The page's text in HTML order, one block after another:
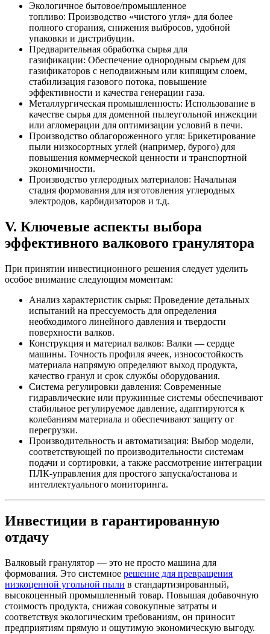
Экологичное бытовое/промышленное
топливо: Производство «чистого угля» для более
полного сгорания, снижения выбросов, удобной
упаковки и дистрибуции.
Предварительная обработка сырья для
газификации: Обеспечение однородным сырьем для
газификаторов с неподвижным или кипящим слоем,
стабилизация газового потока, повышение
эффективности и качества генерации газа.
Металлургическая промышленность: Использование в
качестве сырья для доменной пылеугольной инжекции
или агломерации для оптимизации условий в печи.
Производство облагороженного угля: Брикетирование
пыли низкосортных углей (например, бурого) для
повышения коммерческой ценности и транспортной
экономичности.
Производство углеродных материалов: Начальная
стадия формования для изготовления углеродных
электродов, карбидизаторов и т.д.
V. Ключевые аспекты выбора
эффективного валкового гранулятора
При принятии инвестиционного решения следует уделить
особое внимание следующим моментам:
Анализ характеристик сырья: Проведение детальных
испытаний на прессуемость для определения
необходимого линейного давления и твердости
поверхности валков.
Конструкция и материал валков: Валки — сердце
машины. Точность профиля ячеек, износостойкость
материала напрямую определяют выход продукта,
качество гранул и срок службы оборудования.
Система регулировки давления: Современные
гидравлические или пружинные системы обеспечивают
стабильное регулируемое давление, адаптируются к
колебаниям материала и обеспечивают защиту от
перегрузки.
Производительность и автоматизация: Выбор модели,
соответствующей по производительности системам
подачи и сортировки, а также рассмотрение интеграции
ПЛК-управления для простого запуска/останова и
интеллектуального мониторинга.
Инвестиции в гарантированную
отдачу
Валковый гранулятор — это не просто машина для
формования. Это системное решение для превращения
низкоценной угольной пыли в стандартизированный,
высокоценный промышленный товар. Повышая добавочную
стоимость продукта, снижая совокупные затраты и
соответствуя экологическим требованиям, он приносит
предприятиям прямую и ощутимую экономическую выгоду.